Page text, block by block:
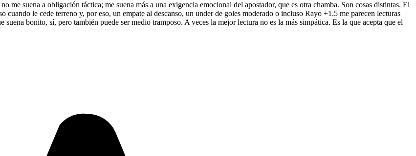
me suena a obligación táctica; me suena más a una exigencia emocional del apostador, que es otra chamba. Son cosas distintas. El
cuando le cede terreno y, por eso, un empate al descanso, un under de goles moderado o incluso Rayo +1.5 me parecen lecturas
bonito, sí, pero también puede ser medio tramposo. A veces la mejor lectura no es la más simpática. Es la que acepta que el